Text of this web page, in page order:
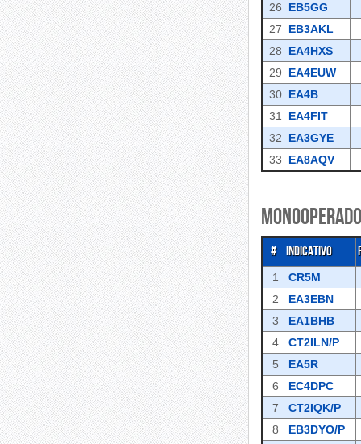
26
EB5GG
27
EB3AKL
28
EA4HXS
29
EA4EUW
30 EA4B
31
EA4FIT
32
EA3GYE
33
EA8AQV
# Indicativo
1
CR5M
2
EA3EBN
3
EA1BHB
4
CT2ILN/P
5
EA5R
6
EC4DPC
7
CT2IQK/P
8
EB3DYO/P